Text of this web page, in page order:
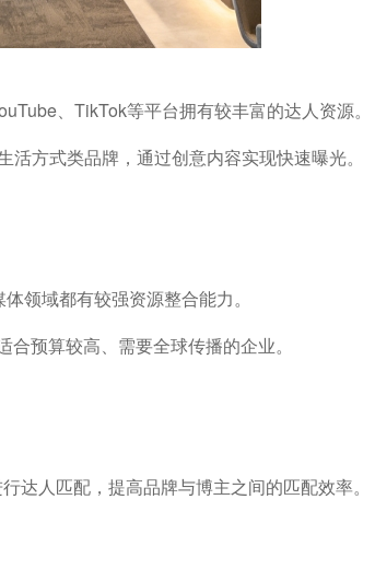
、TikTok等平台拥有较丰富的达人资源。
方式类品牌，通过创意内容实现快速曝光。
领域都有较强资源整合能力。
预算较高、需要全球传播的企业。
达人匹配，提高品牌与博主之间的匹配效率。